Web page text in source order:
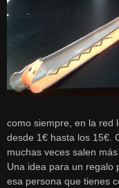
como siempre, en la red
desde 1€ hasta los 15€.
muchas veces salen
Una idea para un regalo
esa persona que tienes